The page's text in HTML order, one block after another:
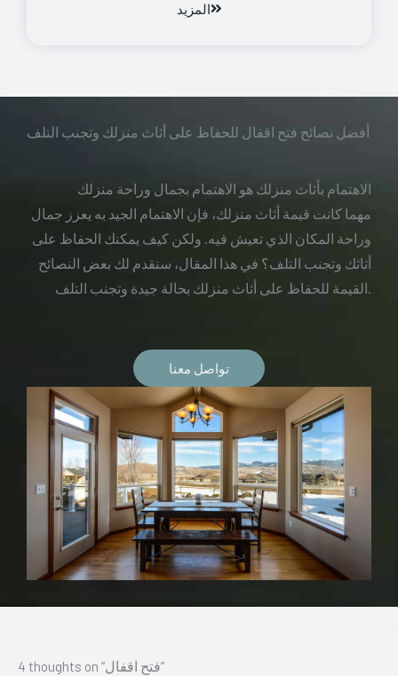
المزيد
أفضل نصائح فتح اقفال للحفاظ على أثاث منزلك وتجنب التلف
الاهتمام بأثاث منزلك هو الاهتمام بجمال وراحة منزلك
مهما كانت قيمة أثاث منزلك، فإن الاهتمام الجيد به يعزز جمال
وراحة المكان الذي تعيش فيه. ولكن كيف يمكنك الحفاظ على
أثاثك وتجنب التلف؟ في هذا المقال، سنقدم لك بعض النصائح
القيمة للحفاظ على أثاث منزلك بحالة جيدة وتجنب التلف.
تواصل معنا
4 thoughts on “فتح اقفال”